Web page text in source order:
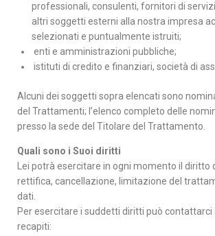
professionali, consulenti, fornitori di
altri soggetti esterni alla nostra impresa
selezionati e puntualmente istruiti;
enti e amministrazioni pubbliche;
istituti di credito e finanziari, società di
Alcuni dei soggetti sopra elencati sono
del Trattamenti; l’elenco completo delle
presso la sede del Titolare del Trattamento.
Quali sono i Suoi diritti
Lei potrà esercitare in ogni momento il diritto
rettifica, cancellazione, limitazione del
dati.
Per esercitare i suddetti diritti può contattarci
recapiti: